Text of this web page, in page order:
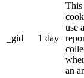
_gid 1 day
This
use
an